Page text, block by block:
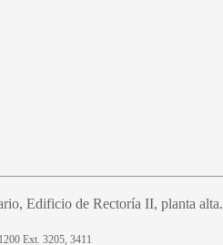
Edificio de Rectoría II, planta alta.
Ext. 3205, 3411